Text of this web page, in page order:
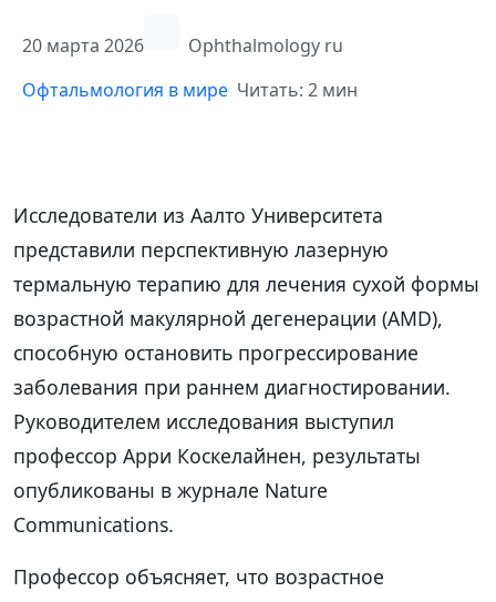
20 марта 2026
Ophthalmology ru
Офтальмология в мире Читать: 2 мин
Исследователи из Аалто Университета
представили перспективную лазерную
термальную терапию для лечения сухой формы
возрастной макулярной дегенерации (AMD),
способную остановить прогрессирование
заболевания при раннем диагностировании.
Руководителем исследования выступил
профессор Арри Коскелайнен, результаты
опубликованы в журнале Nature
Communications.
Профессор объясняет, что возрастное